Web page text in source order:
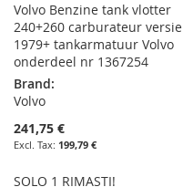
Volvo Benzine tank vlotter
240+260 carburateur versie
1979+ tankarmatuur Volvo
onderdeel nr 1367254
Brand:
Volvo
241,75 €
199,79 €
SOLO 1 RIMASTI!